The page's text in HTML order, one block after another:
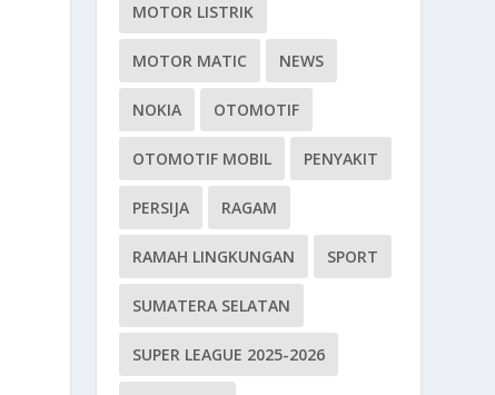
MOTOR LISTRIK
MOTOR MATIC NEWS
NOKIA OTOMOTIF
OTOMOTIF MOBIL PENYAKIT
PERSIJA RAGAM
RAMAH LINGKUNGAN SPORT
SUMATERA SELATAN
SUPER LEAGUE 2025-2026